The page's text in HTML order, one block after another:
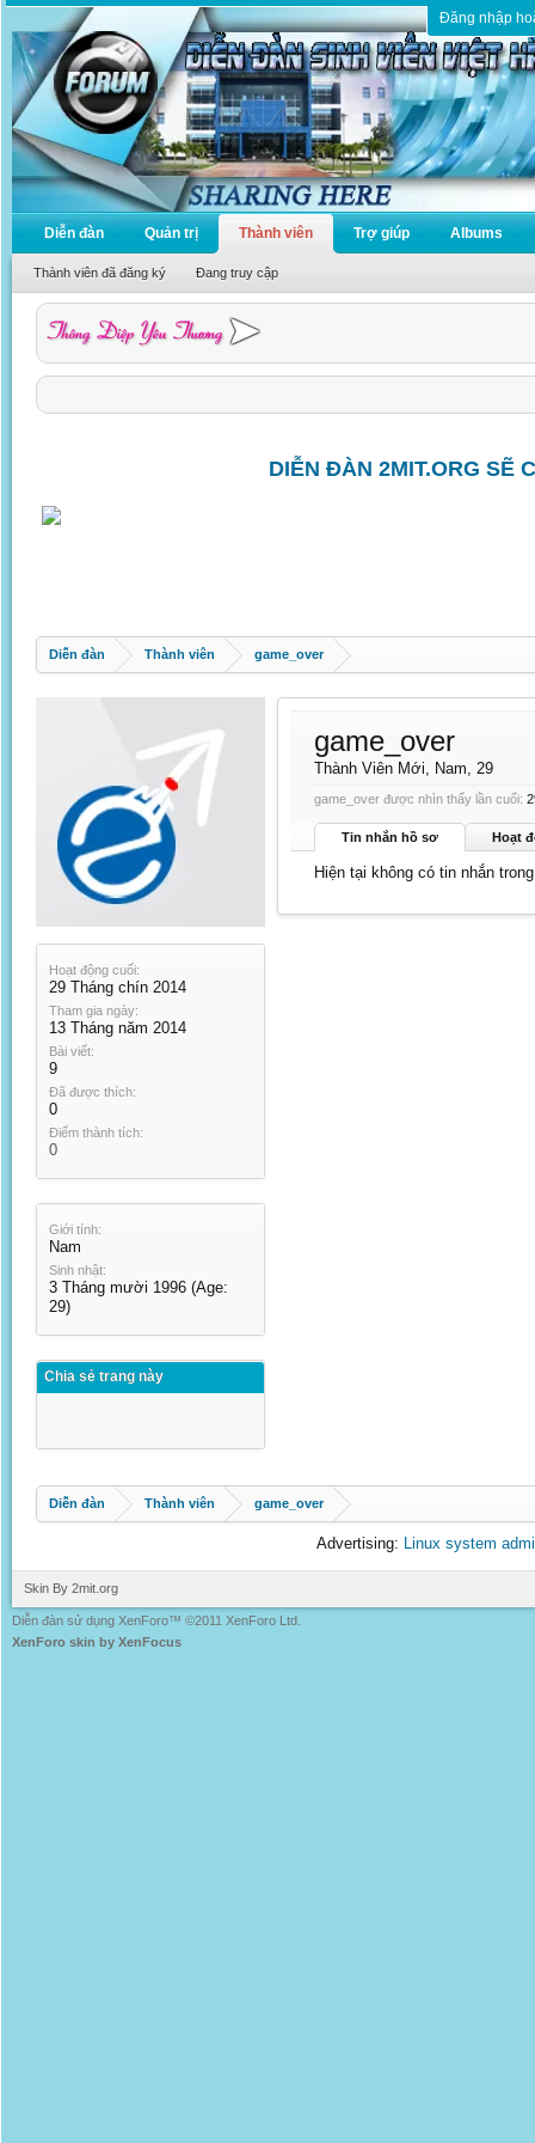
Đăng nhập
Diễn đàn Quản trị Thành viên
Thành viên đã đăng ký Đang truy cập
Trợ giúp Albums
DIỄN ĐÀN 2MIT.ORG SẼ
Diễn đàn Thành viên game_over
Hoạt động cuối:
29 Tháng chín 2014
Tham gia ngày:
13 Tháng năm 2014
Bài viết:
9
Đã được thích:
0
Điểm thành tích:
0
Giới tính:
Nam
Sinh nhật:
3 Tháng mười 1996 (Age:
29)
Chia sẻ trang này
game_over
Thành Viên Mới, Nam, 29
game_over được nhìn thấy lần cuối:
Tin nhắn hồ sơ Hoạt
Hiện tại không có tin nhắn
Diễn đàn Thành viên game_over
Advertising: Linux system
Skin By 2mit.org
Diễn đàn sử dụng XenForo™ ©2011 XenForo Ltd.
XenForo skin by XenFocus